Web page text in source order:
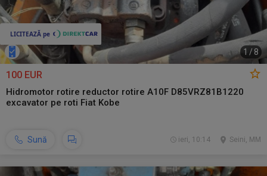
1 /8
100 EUR
Hidromotor rotire reductor rotire A10F D85VRZ81B1220
excavator pe roti Fiat Kobe
Sună Seini, MM
ieri, 10:14